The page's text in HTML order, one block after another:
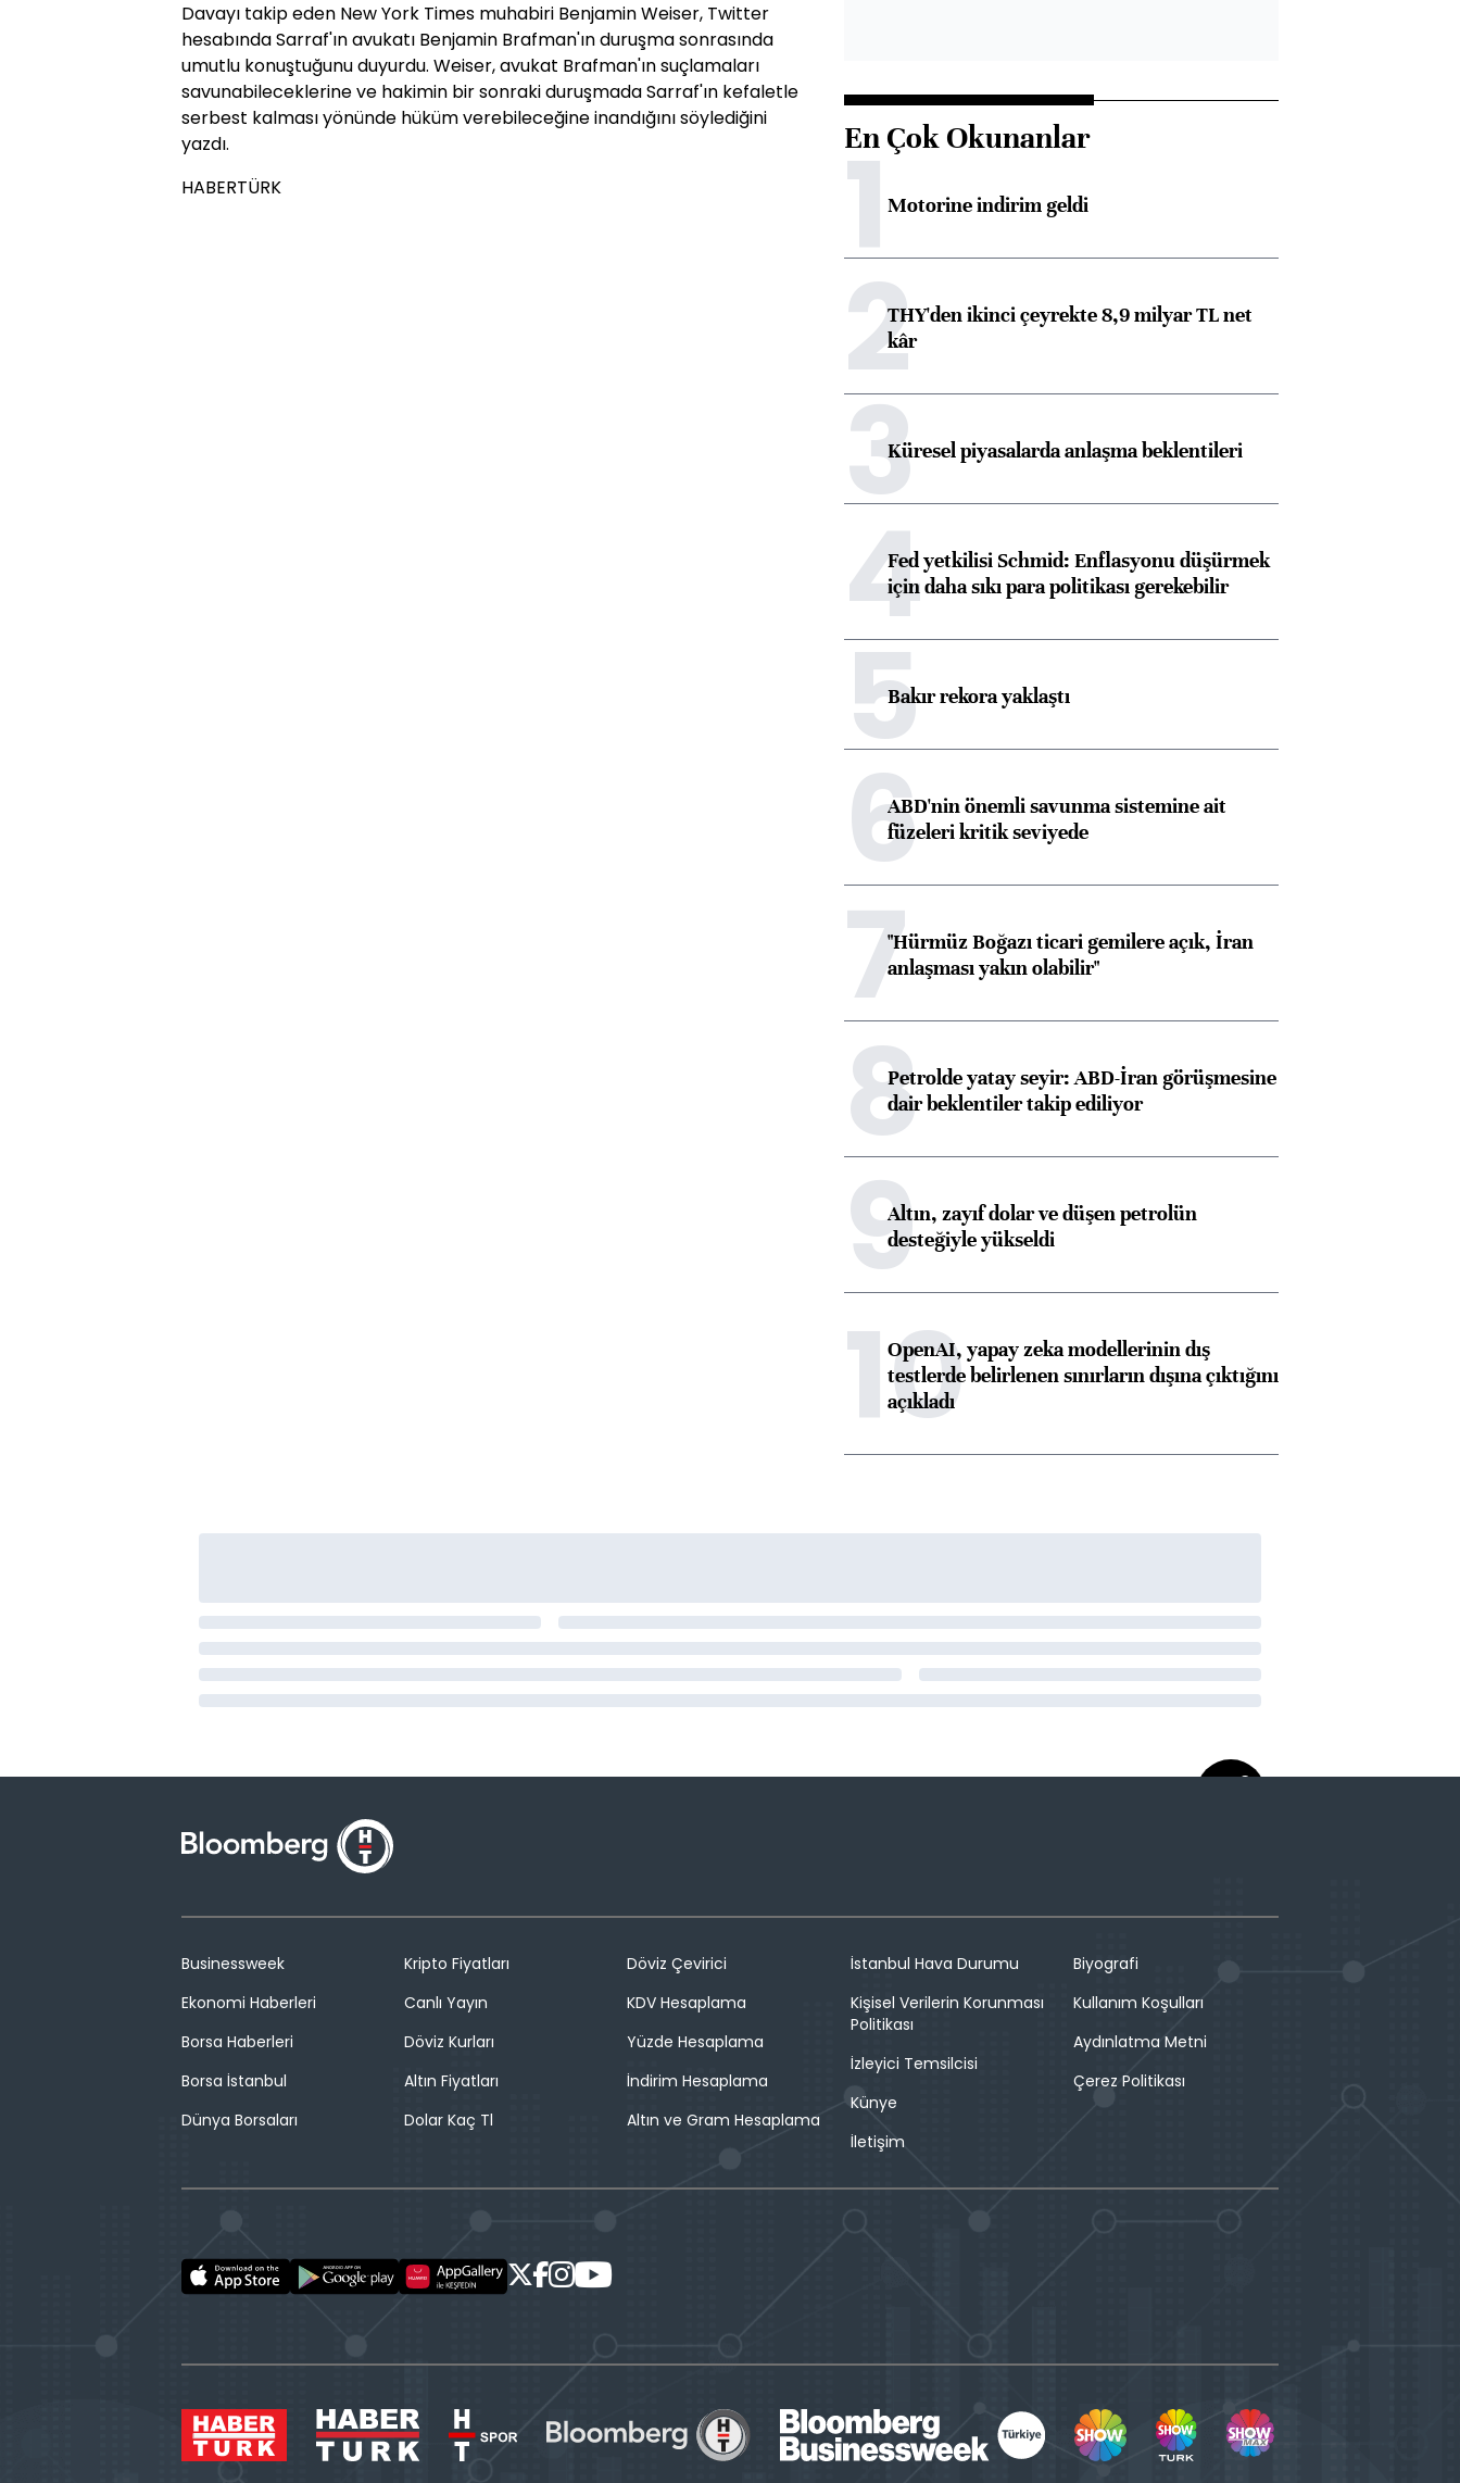
Davayı takip eden New York Times muhabiri Benjamin Weiser, Twitter
hesabında Sarraf'ın avukatı Benjamin Brafman'ın duruşma sonrasında
umutlu konuştuğunu duyurdu. Weiser, avukat Brafman'ın suçlamaları
savunabileceklerine ve hakimin bir sonraki duruşmada Sarraf'ın kefaletle
serbest kalması yönünde hüküm verebileceğine inandığını söylediğini
yazdı.
HABERTÜRK
En Çok Okunanlar
1Motorine indirim geldi
2THY'den ikinci çeyrekte 8,9 milyar TL net
kâr
3Küresel piyasalarda anlaşma beklentileri
4Fed yetkilisi Schmid: Enflasyonu düşürmek
için daha sıkı para politikası gerekebilir
5Bakır rekora yaklaştı
6ABD'nin önemli savunma sistemine ait
füzeleri kritik seviyede
7"Hürmüz Boğazı ticari gemilere açık, İran
anlaşması yakın olabilir"
8Petrolde yatay seyir: ABD-İran görüşmesine
dair beklentiler takip ediliyor
9Altın, zayıf dolar ve düşen petrolün
desteğiyle yükseldi
10
OpenAI, yapay zeka modellerinin dış
testlerde belirlenen sınırların dışına çıktığını
açıkladı
Businessweek
Ekonomi Haberleri
Borsa Haberleri
Borsa İstanbul
Dünya Borsaları
Kripto Fiyatları
Canlı Yayın
Döviz Kurları
Altın Fiyatları
Dolar Kaç Tl
Döviz Çevirici
KDV Hesaplama
Yüzde Hesaplama
İndirim Hesaplama
Altın ve Gram Hesaplama
İstanbul Hava Durumu
Kişisel Verilerin Korunması
Politikası
İzleyici Temsilcisi
Künye
İletişim
Biyografi
Kullanım Koşulları
Aydınlatma Metni
Çerez Politikası